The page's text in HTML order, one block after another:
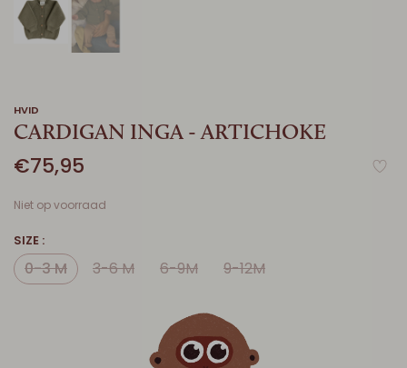
HVID
CARDIGAN INGA - ARTICHOKE
€75,95
Niet op voorraad
SIZE :
0-3 M 3-6 M 6-9M 9-12M